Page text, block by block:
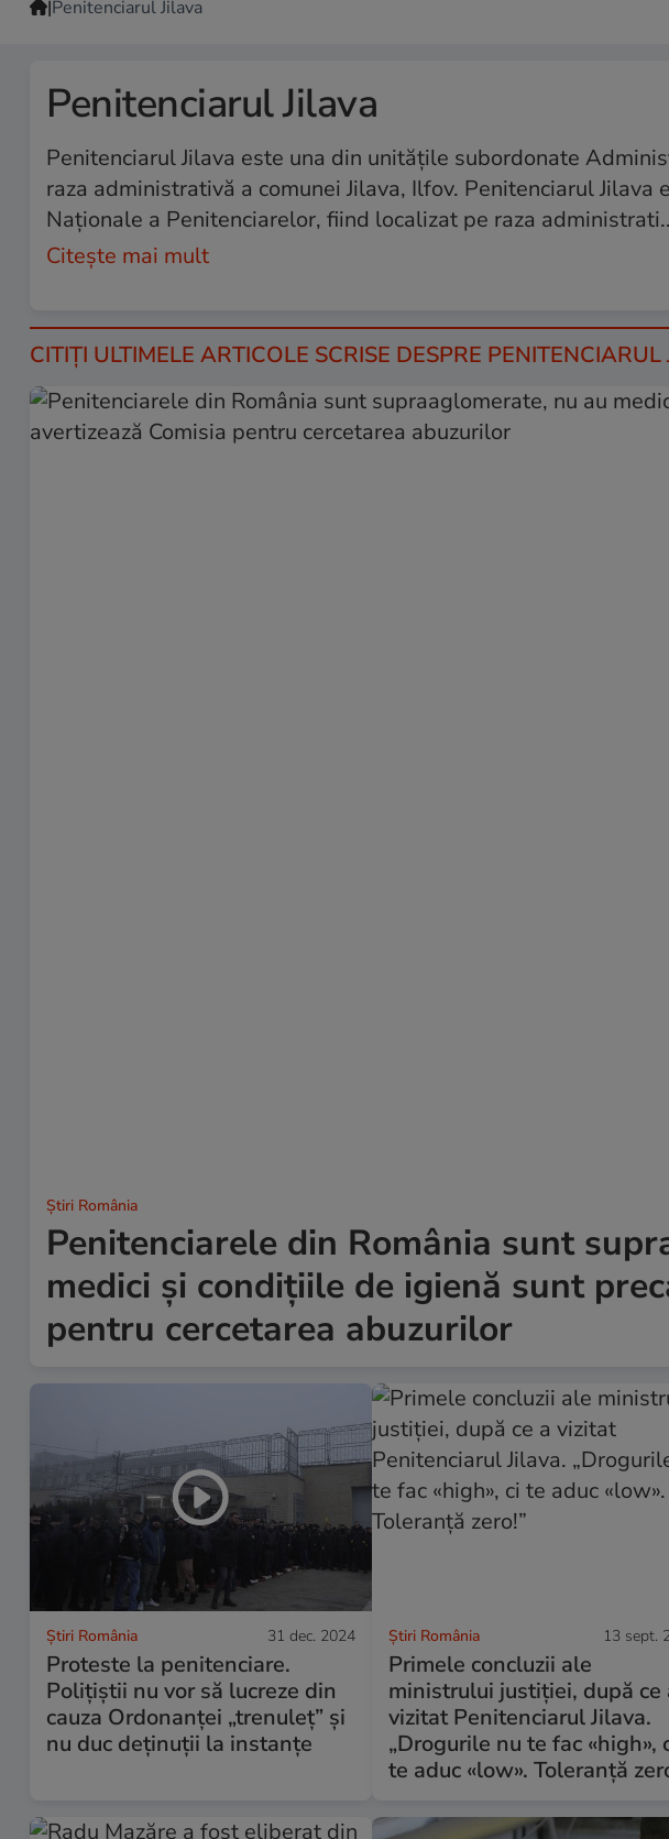
|Penitenciarul Jilava
Penitenciarul Jilava
Penitenciarul Jilava este una din unitățile subordonate
raza administrativă a comunei Jilava, Ilfov. Penitenciarul
Naționale a Penitenciarelor, fiind localizat pe raza
Citește mai mult
CITIȚI ULTIMELE ARTICOLE SCRISE DESPRE PENITENCIARUL
Știri România
Penitenciarele din România sunt
medici și condițiile de igienă sunt
pentru cercetarea abuzurilor
Știri România 31 dec. 2024
Proteste la penitenciare.
Polițiștii nu vor să lucreze din
cauza Ordonanței „trenuleț” și
nu duc deținuții la instanțe
Știri România 13 sept.
Primele concluzii ale
ministrului justiției, după ce
vizitat Penitenciarul Jilava.
„Drogurile nu te fac «high»,
te aduc «low». Toleranță